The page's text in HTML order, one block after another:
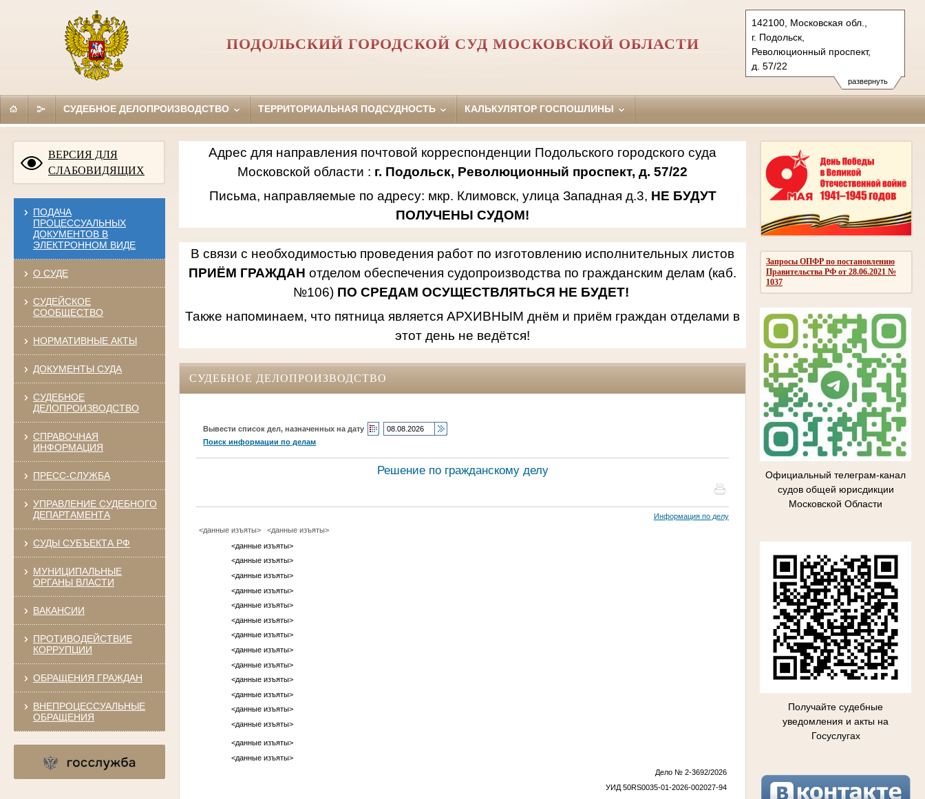
развернуть
142100, Московская обл.,
г. Подольск,
Революционный проспект,
д. 57/22
142181, г.о. Подольск,
мкр. Климовск, ул. Западная,
Тел.: 8(496)769-69-21, 769-94-
podolsky.mo@sudrf.ru
ПОДОЛЬСКИЙ ГОРОДСКОЙ СУД МОСКОВСКОЙ ОБЛАСТИ
СУДЕБНОЕ ДЕЛОПРОИЗВОДСТВО ТЕРРИТОРИАЛЬНАЯ ПОДСУДНОСТЬ КАЛЬКУЛЯТОР ГОСПОШЛИНЫ
ВЕРСИЯ ДЛЯ
СЛАБОВИДЯЩИХ
ПОДАЧА
ПРОЦЕССУАЛЬНЫХ
ДОКУМЕНТОВ В
ЭЛЕКТРОННОМ ВИДЕ
О СУДЕ
СУДЕЙСКОЕ
СООБЩЕСТВО
НОРМАТИВНЫЕ АКТЫ
ДОКУМЕНТЫ СУДА
СУДЕБНОЕ
ДЕЛОПРОИЗВОДСТВО
СПРАВОЧНАЯ
ИНФОРМАЦИЯ
ПРЕСС-СЛУЖБА
УПРАВЛЕНИЕ СУДЕБНОГО
ДЕПАРТАМЕНТА
СУДЫ СУБЪЕКТА РФ
МУНИЦИПАЛЬНЫЕ
ОРГАНЫ ВЛАСТИ
ВАКАНСИИ
ПРОТИВОДЕЙСТВИЕ
КОРРУПЦИИ
ОБРАЩЕНИЯ ГРАЖДАН
ВНЕПРОЦЕССУАЛЬНЫЕ
ОБРАЩЕНИЯ
Запросы ОПФР по постановлению
Правительства РФ от 28.06.2021 №
1037
Официальный телеграм-канал
судов общей юрисдикции
Московской Области
Получайте судебные
уведомления и акты на
Госуслугах
Адрес для направления почтовой корреспонденции Подольского городского суда
Московской области : г. Подольск, Революционный проспект, д. 57/22
Письма, направляемые по адресу: мкр. Климовск, улица Западная д.3, НЕ БУДУТ
ПОЛУЧЕНЫ СУДОМ!
В связи с необходимостью проведения работ по изготовлению исполнительных листов
ПРИЁМ ГРАЖДАН отделом обеспечения судопроизводства по гражданским делам (каб.
№106) ПО СРЕДАМ ОСУЩЕСТВЛЯТЬСЯ НЕ БУДЕТ!
Также напоминаем, что пятница является АРХИВНЫМ днём и приём граждан отделами в
этот день не ведётся!
СУДЕБНОЕ ДЕЛОПРОИЗВОДСТВО
Вывести список дел, назначенных на дату
Поиск информации по делам
Решение по гражданскому делу
Информация по делу
<данные изъяты>
<данные изъяты>
<данные изъяты>
<данные изъяты>
<данные изъяты>
<данные изъяты>
<данные изъяты>
<данные изъяты>
<данные изъяты>
<данные изъяты>
<данные изъяты>
<данные изъяты>
<данные изъяты>
<данные изъяты>
<данные изъяты>
<данные изъяты>
<данные изъяты>
Дело № 2-3692/2026
УИД 50RS0035-01-2026-002027-94